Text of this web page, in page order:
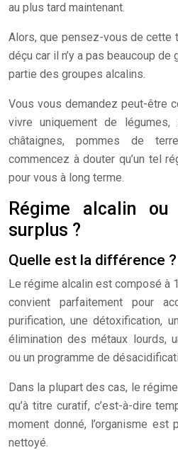
au plus tard maintenant.
Alors, que pensez-vous de cette
déçu car il n’y a pas beaucoup
partie des groupes alcalins.
Vous vous demandez peut-être
vivre uniquement de légumes,
châtaignes, pommes de
commencez à douter qu’un tel
pour vous à long terme.
Régime alcalin
surplus ?
Quelle est la différence ?
Le régime alcalin est composé à
convient parfaitement pour
purification, une détoxification,
élimination des métaux lourds,
ou un programme de
Dans la plupart des cas, le
qu’à titre curatif, c’est-à-dire
moment donné, l’organisme
nettoyé.